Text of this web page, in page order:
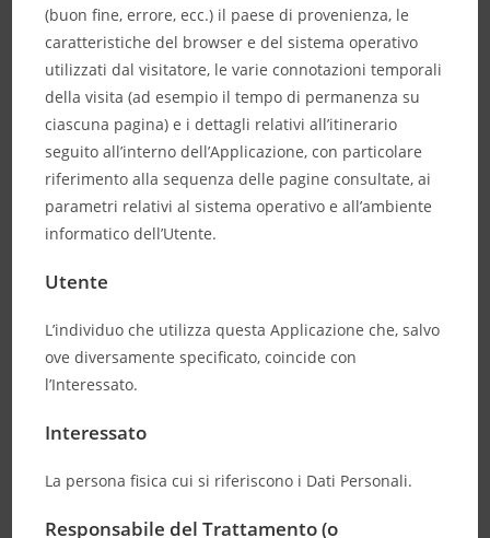
(buon fine, errore, ecc.) il paese di provenienza, le
caratteristiche del browser e del sistema operativo
utilizzati dal visitatore, le varie connotazioni temporali
della visita (ad esempio il tempo di permanenza su
ciascuna pagina) e i dettagli relativi all’itinerario
seguito all’interno dell’Applicazione, con particolare
riferimento alla sequenza delle pagine consultate, ai
parametri relativi al sistema operativo e all’ambiente
informatico dell’Utente.
Utente
L’individuo che utilizza questa Applicazione che, salvo
ove diversamente specificato, coincide con
l’Interessato.
Interessato
La persona fisica cui si riferiscono i Dati Personali.
Responsabile del Trattamento (o